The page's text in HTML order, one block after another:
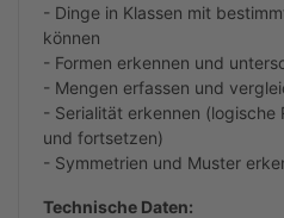
- Dinge in Klassen mit
können
- Formen erkennen und
- Mengen erfassen und
- Serialität erkennen (logische
und fortsetzen)
- Symmetrien und Muster
Technische Daten: